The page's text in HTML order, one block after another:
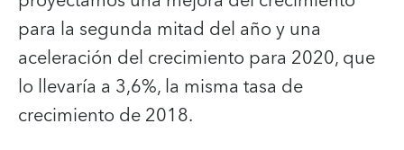
para la segunda mitad del año y una
aceleración del crecimiento para 2020, que
lo llevaría a 3,6%, la misma tasa de
crecimiento de 2018.